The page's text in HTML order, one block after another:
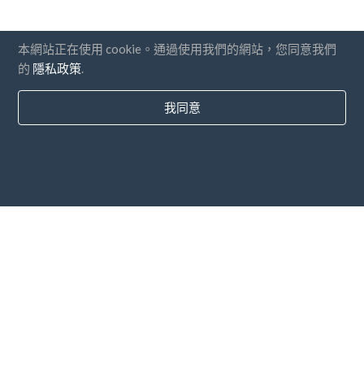
本網站正在使用 cookie。通過使用我們的網站，您同意我們
的 隱私政策
我同意